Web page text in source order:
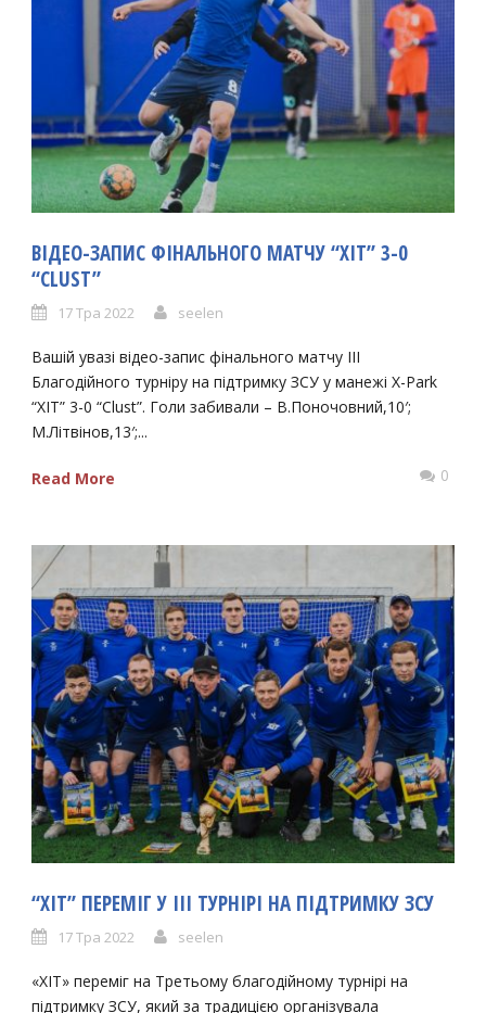
ВІДЕО-ЗАПИС ФІНАЛЬНОГО МАТЧУ “ХІТ” 3-0
“CLUST”
17 Тра 2022 seelen
Вашій увазі відео-запис фінального матчу ІІІ
Благодійного турніру на підтримку ЗСУ у манежі X-Park
“ХІТ” 3-0 “Clust”. Голи забивали – В.Поночовний,10′;
М.Літвінов,13′;...
Read More 0
“ХІТ” ПЕРЕМІГ У ІІІ ТУРНІРІ НА ПІДТРИМКУ ЗСУ
17 Тра 2022 seelen
«ХІТ» переміг на Третьому благодійному турнірі на
підтримку ЗСУ, який за традицією організувала